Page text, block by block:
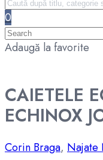
0
Adaugă la favorite
CAIETELE
ECHINOX
Corin Braga, Najate